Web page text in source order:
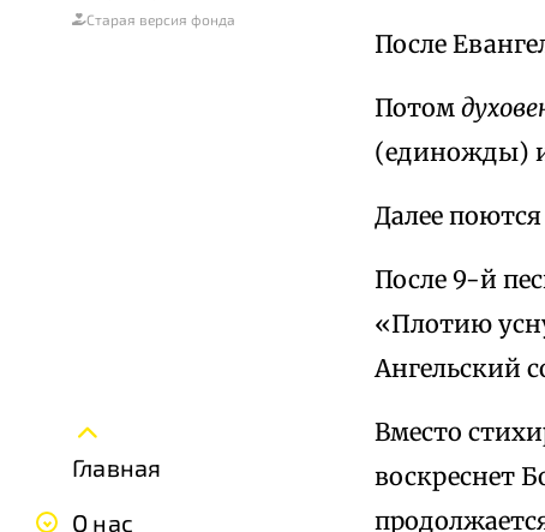
Старая версия фонда
Главная
О нас
После
Потом
(единожды)
Далее
После 9-й
«Плотию
Ангельский
Вместо
воскреснет